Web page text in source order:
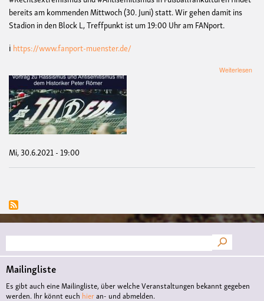
bereits am kommenden Mittwoch (30. Juni) statt. Wir gehen damit ins
Stadion in den Block L, Treffpunkt ist um 19:00 Uhr am FANport.
ℹ️ https://www.fanport-muenster.de/
Weiterlesen
Mi, 30.6.2021 - 19:00
Suche
Mailingliste
Es gibt auch eine Mailingliste, über welche Veranstaltungen bekannt gegeben
werden. Ihr könnt euch hieran- und abmelden.